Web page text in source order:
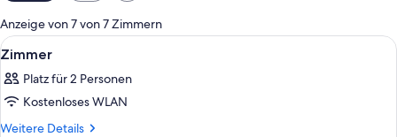
für
Zimmer
Anzeige von 7 von 7 Zimmern
Alle
Fotos
für
Zimmer
anzeigen
Ein mehrstöckiges Gebäude mit
1
Zimmer
Platz für 2 Personen
Kostenloses WLAN
Weitere Details
Weitere